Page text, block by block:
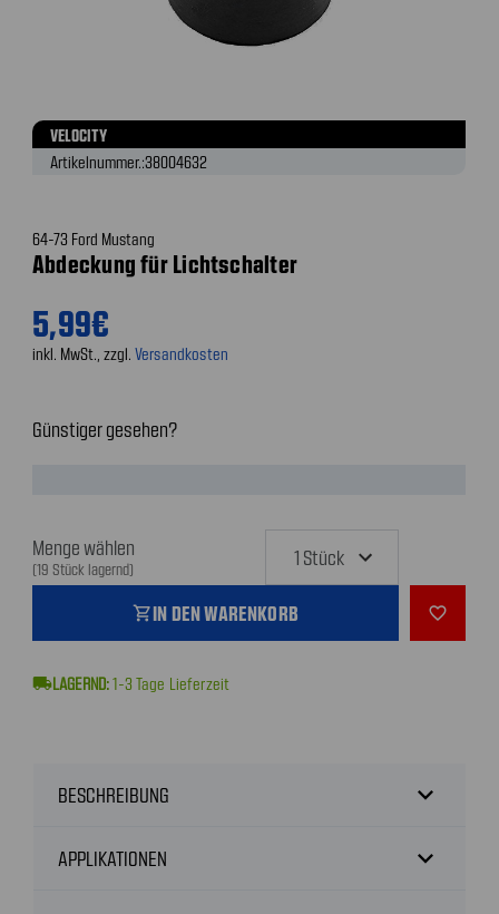
VELOCITY
Artikelnummer.:38004632
64-73 Ford Mustang
Abdeckung für Lichtschalter
5,99€
inkl. MwSt., zzgl. Versandkosten
Günstiger gesehen?
Menge wählen
(19 Stück lagernd)
shopping_cartIN DEN WARENKORB favorite_outline
local_shipping 1-3 Tage Lieferzeit
BESCHREIBUNG expand_more
APPLIKATIONEN expand_more